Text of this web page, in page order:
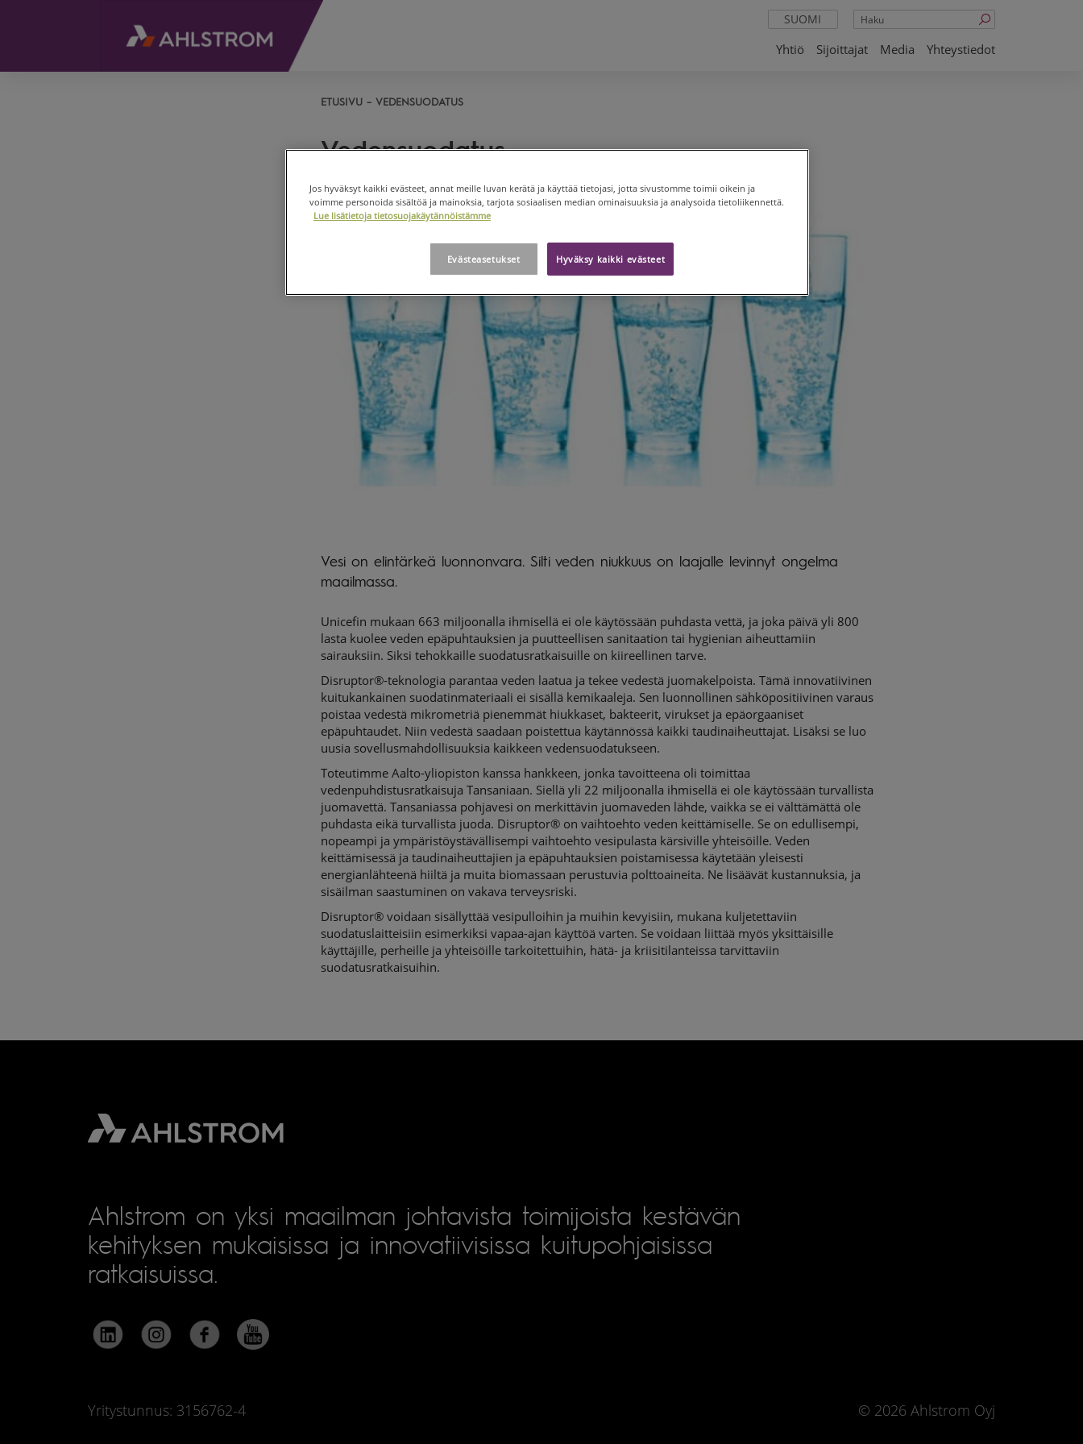
SUOMI
Haku
Yhtiö
Sijoittajat Media Yhteystiedot
ETUSIVU VEDENSUODATUS
Vedensuodatus
Vesi on elintärkeä luonnonvara. Silti veden niukkuus on laajalle levinnyt ongelma
maailmassa.
Unicefin mukaan 663 miljoonalla ihmisellä ei ole käytössään puhdasta vettä, ja joka päivä yli 800
lasta kuolee veden epäpuhtauksien ja puutteellisen sanitaation tai hygienian aiheuttamiin
sairauksiin. Siksi tehokkaille suodatusratkaisuille on kiireellinen tarve.
Disruptor®-teknologia parantaa veden laatua ja tekee vedestä juomakelpoista. Tämä innovatiivinen
kuitukankainen suodatinmateriaali ei sisällä kemikaaleja. Sen luonnollinen sähköpositiivinen varaus
poistaa vedestä mikrometriä pienemmät hiukkaset, bakteerit, virukset ja epäorgaaniset
epäpuhtaudet. Niin vedestä saadaan poistettua käytännössä kaikki taudinaiheuttajat. Lisäksi se luo
uusia sovellusmahdollisuuksia kaikkeen vedensuodatukseen.
Toteutimme Aalto-yliopiston kanssa hankkeen, jonka tavoitteena oli toimittaa
vedenpuhdistusratkaisuja Tansaniaan. Siellä yli 22 miljoonalla ihmisellä ei ole käytössään turvallista
juomavettä. Tansaniassa pohjavesi on merkittävin juomaveden lähde, vaikka se ei välttämättä ole
puhdasta eikä turvallista juoda. Disruptor® on vaihtoehto veden keittämiselle. Se on edullisempi,
nopeampi ja ympäristöystävällisempi vaihtoehto vesipulasta kärsiville yhteisöille. Veden
keittämisessä ja taudinaiheuttajien ja epäpuhtauksien poistamisessa käytetään yleisesti
energianlähteenä hiiltä ja muita biomassaan perustuvia polttoaineita. Ne lisäävät kustannuksia, ja
sisäilman saastuminen on vakava terveysriski.
Disruptor® voidaan sisällyttää vesipulloihin ja muihin kevyisiin, mukana kuljetettaviin
suodatuslaitteisiin esimerkiksi vapaa-ajan käyttöä varten. Se voidaan liittää myös yksittäisille
käyttäjille, perheille ja yhteisöille tarkoitettuihin, hätä- ja kriisitilanteissa tarvittaviin
suodatusratkaisuihin.
Ahlstrom on yksi maailman johtavista toimijoista kestävän
kehityksen mukaisissa ja innovatiivisissa kuitupohjaisissa
ratkaisuissa.
Yritystunnus: 3156762-4 © 2026 Ahlstrom Oyj
Jos hyväksyt kaikki evästeet, annat meille luvan kerätä ja käyttää tietojasi, jotta sivustomme toimii oikein ja
voimme personoida sisältöä ja mainoksia, tarjota sosiaalisen median ominaisuuksia ja analysoida tietoliikennettä.
Lue lisätietoja tietosuojakäytännöistämme
Hyväksy kaikki evästeet
Evästeasetukset